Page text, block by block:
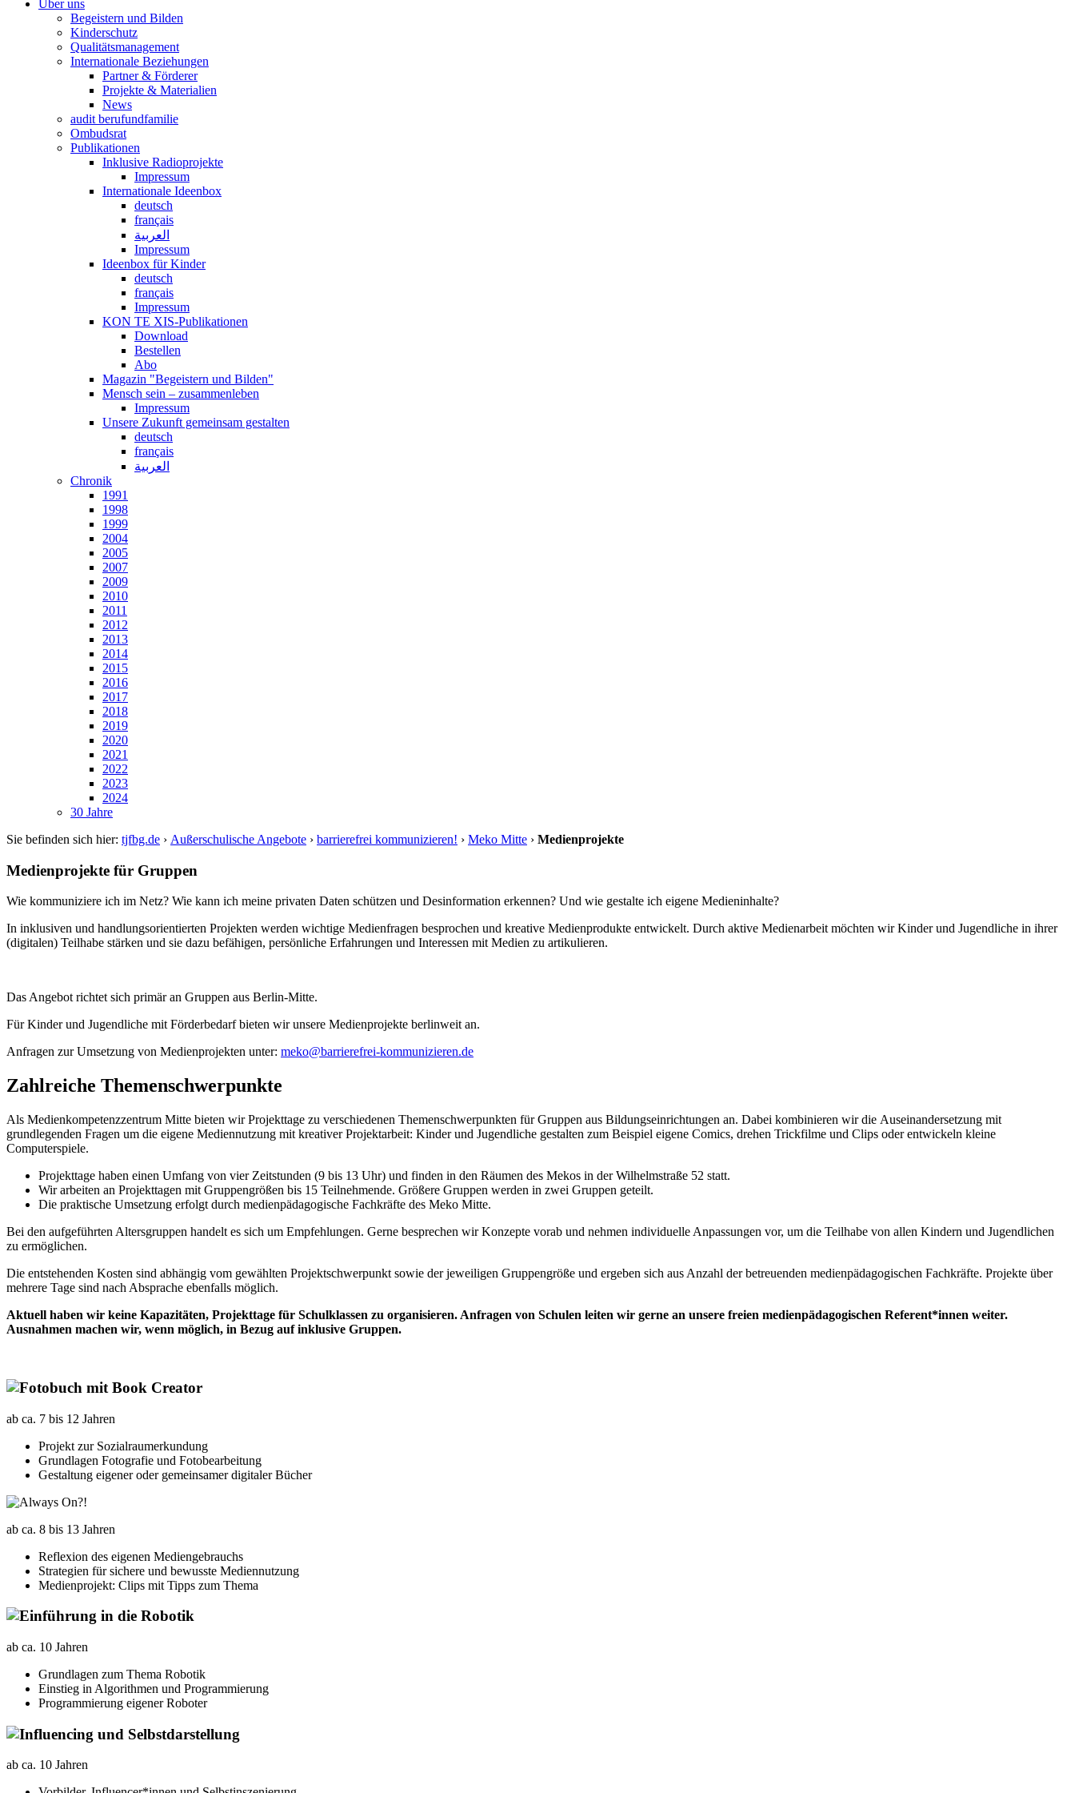
Über uns
Begeistern und Bilden
Kinderschutz
Qualitätsmanagement
Internationale Beziehungen
Partner & Förderer
Projekte & Materialien
News
audit berufundfamilie
Ombudsrat
Publikationen
Inklusive Radioprojekte
Impressum
Internationale Ideenbox
deutsch
français
العربية
Impressum
Ideenbox für Kinder
deutsch
français
Impressum
KON TE XIS-Publikationen
Download
Bestellen
Abo
Magazin "Begeistern und Bilden"
Mensch sein – zusammenleben
Impressum
Unsere Zukunft gemeinsam gestalten
deutsch
français
العربية
Chronik
1991
1998
1999
2004
2005
2007
2009
2010
2011
2012
2013
2014
2015
2016
2017
2018
2019
2020
2021
2022
2023
2024
30 Jahre
Sie befinden sich hier: tjfbg.de › Außerschulische Angebote › barrierefrei kommunizieren! › Meko Mitte › Medienprojekte
Medienprojekte für Gruppen
Wie kommuniziere ich im Netz? Wie kann ich meine privaten Daten schützen und Desinformation erkennen? Und wie gestalte ich eigene Medieninhalte?
In inklusiven und handlungsorientierten Projekten werden wichtige Medienfragen besprochen und kreative Medienprodukte entwickelt. Durch aktive Medienarbeit möchten wir Kinder und Jugendliche in ihrer
(digitalen) Teilhabe stärken und sie dazu befähigen, persönliche Erfahrungen und Interessen mit Medien zu artikulieren.
Das Angebot richtet sich primär an Gruppen aus Berlin-Mitte.
Für Kinder und Jugendliche mit Förderbedarf bieten wir unsere Medienprojekte berlinweit an.
Anfragen zur Umsetzung von Medienprojekten unter: meko@barrierefrei-kommunizieren.de
Zahlreiche Themenschwerpunkte
Als Medienkompetenzzentrum Mitte bieten wir Projekttage zu verschiedenen Themenschwerpunkten für Gruppen aus Bildungseinrichtungen an. Dabei kombinieren wir die Auseinandersetzung mit
grundlegenden Fragen um die eigene Mediennutzung mit kreativer Projektarbeit: Kinder und Jugendliche gestalten zum Beispiel eigene Comics, drehen Trickfilme und Clips oder entwickeln kleine
Computerspiele.
Projekttage haben einen Umfang von vier Zeitstunden (9 bis 13 Uhr) und finden in den Räumen des Mekos in der Wilhelmstraße 52 statt.
Wir arbeiten an Projekttagen mit Gruppengrößen bis 15 Teilnehmende. Größere Gruppen werden in zwei Gruppen geteilt.
Die praktische Umsetzung erfolgt durch medienpädagogische Fachkräfte des Meko Mitte.
Bei den aufgeführten Altersgruppen handelt es sich um Empfehlungen. Gerne besprechen wir Konzepte vorab und nehmen individuelle Anpassungen vor, um die Teilhabe von allen Kindern und Jugendlichen
zu ermöglichen.
Die entstehenden Kosten sind abhängig vom gewählten Projektschwerpunkt sowie der jeweiligen Gruppengröße und ergeben sich aus Anzahl der betreuenden medienpädagogischen Fachkräfte. Projekte über
mehrere Tage sind nach Absprache ebenfalls möglich.
Aktuell haben wir keine Kapazitäten, Projekttage für Schulklassen zu organisieren. Anfragen von Schulen leiten wir gerne an unsere freien medienpädagogischen Referent*innen weiter.
Ausnahmen machen wir, wenn möglich, in Bezug auf inklusive Gruppen.
ab ca. 7 bis 12 Jahren
Projekt zur Sozialraumerkundung
Grundlagen Fotografie und Fotobearbeitung
Gestaltung eigener oder gemeinsamer digitaler Bücher
ab ca. 8 bis 13 Jahren
Reflexion des eigenen Mediengebrauchs
Strategien für sichere und bewusste Mediennutzung
Medienprojekt: Clips mit Tipps zum Thema
ab ca. 10 Jahren
Grundlagen zum Thema Robotik
Einstieg in Algorithmen und Programmierung
Programmierung eigener Roboter
ab ca. 10 Jahren